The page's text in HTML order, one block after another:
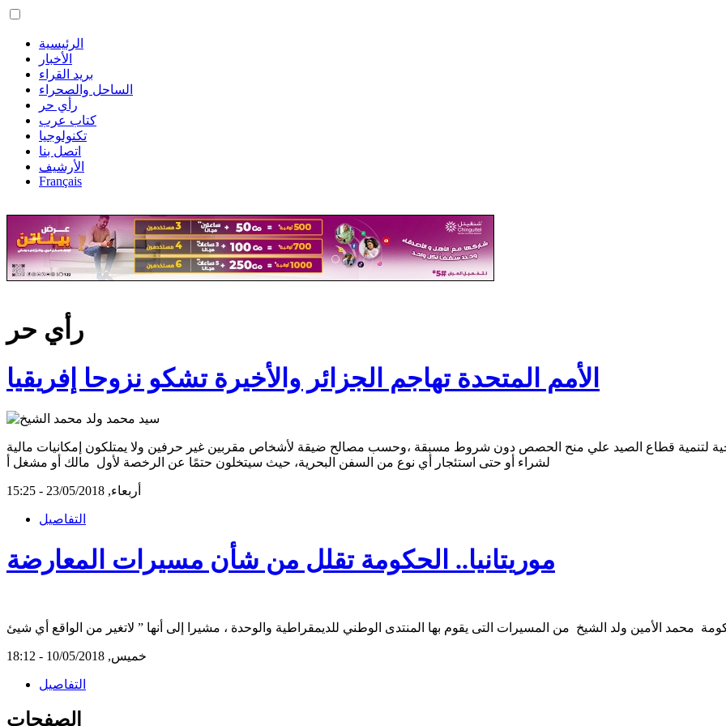
الرئيسية
الأخبار
بريد القراء
الساحل والصحراء
رأي حر
كتاب عرب
تكنولوجيا
اتصل بنا
الأرشيف
Français
رأي حر
الأمم المتحدة تهاجم الجزائر والأخيرة تشكو نزوحا إفريقيا
لتنمية قطاع الصيد علي منح الحصص دون شروط مسبقة ،وحسب مصالح ضيقة لأشخاص مقربين غير حرفين ولا يمتلكون إمكانيات مالية
لشراء أو حتى استئجار أي نوع من السفن البحرية، حيث سيتخلون حتمًا عن الرخصة لأول مالك أو مشغل أ
أربعاء, 23/05/2018 - 15:25
التفاصيل
موريتانيا.. الحكومة تقلل من شأن مسيرات المعارضة
خميس, 10/05/2018 - 18:12
التفاصيل
الصفحات